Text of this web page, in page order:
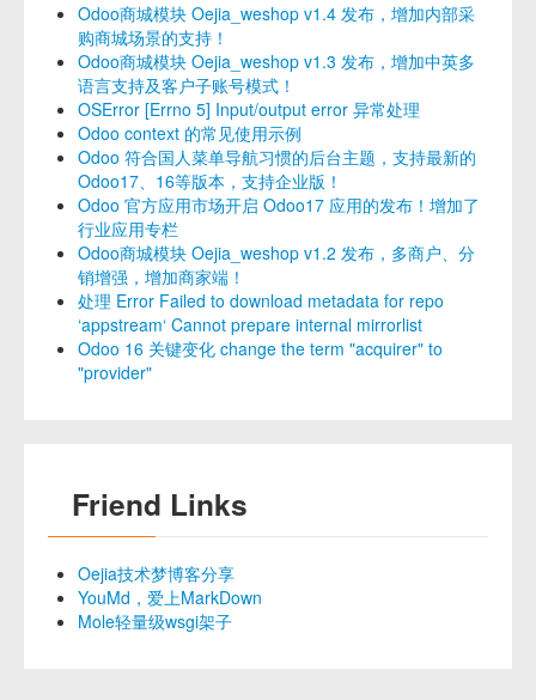
Odoo商城模块 Oejia_weshop v1.4 发布，增加内部采
购商城场景的支持！
Odoo商城模块 Oejia_weshop v1.3 发布，增加中英多
语言支持及客户子账号模式！
OSError [Errno 5] Input/output error 异常处理
Odoo context 的常见使用示例
Odoo 符合国人菜单导航习惯的后台主题，支持最新的
Odoo17、16等版本，支持企业版！
Odoo 官方应用市场开启 Odoo17 应用的发布！增加了
行业应用专栏
Odoo商城模块 Oejia_weshop v1.2 发布，多商户、分
销增强，增加商家端！
处理 Error Failed to download metadata for repo
‘appstream‘ Cannot prepare internal mirrorlist
Odoo 16 关键变化 change the term "acquirer" to
"provider"
Friend Links
Oejia技术梦博客分享
YouMd，爱上MarkDown
Mole轻量级wsgi架子